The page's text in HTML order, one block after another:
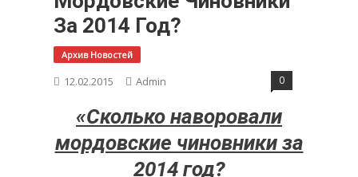
За 2014 Год?
Архив Новостей
12.02.2015 Admin 0
«Сколько наворовали
мордовские чиновники за
2014 год?